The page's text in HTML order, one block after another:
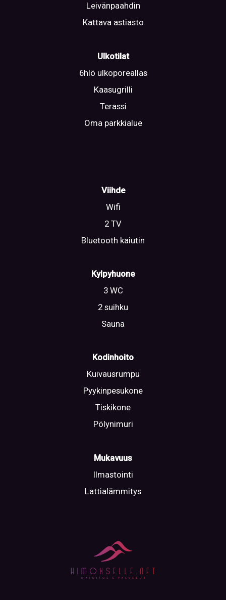
Leivänpaahdin
Kattava astiasto
Ulkotilat
6hlö ulkoporeallas
Kaasugrilli
Terassi
Oma parkkialue
Viihde
Wifi
2 TV
Bluetooth kaiutin
Kylpyhuone
3 WC
2 suihku
Sauna
Kodinhoito
Kuivausrumpu
Pyykinpesukone
Tiskikone
Pölynimuri
Mukavuus
Ilmastointi
Lattialämmitys